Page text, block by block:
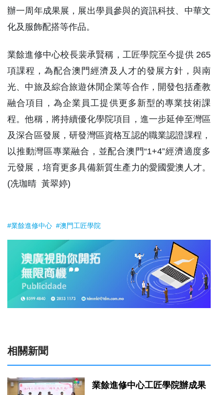
辦一周年成果展，展出學員參與的資訊科技、中華文
化及服飾配搭等作品。
業餘進修中心校長裴承賢稱，工匠學院至今提供 265
項課程，為配合澳門經濟及人才的發展方針，與南
光、中旅及綜合旅遊休閒企業等合作，開發包括產教
融合項目，為企業員工提供更多新型的專業技術課
程。他稱，將持續優化學院項目，進一步延伸至灣區
及深合區發展，研發灣區資格互認的職業認證課程，
以推動灣區專業融合，並配合澳門“1+4”經濟適度多
元發展，培育更多具備新質生產力的愛國愛澳人才。
(冼珈晴 黃翠婷)
#業餘進修中心 #澳門工匠學院
相關新聞
業餘進修中心工匠學院辦成果